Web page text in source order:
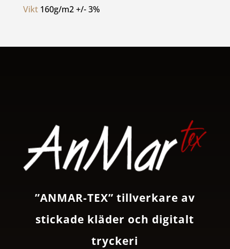
Vikt 160g/m2 +/- 3%
”ANMAR-TEX” tillverkare av
stickade kläder och digitalt
tryckeri